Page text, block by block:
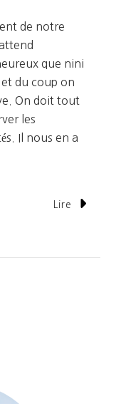
de notre
que nini
du coup on
On doit tout
les
Il nous en a
Lire